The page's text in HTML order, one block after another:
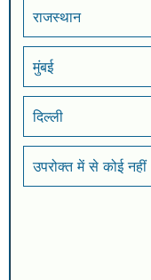
राजस्थान
मुंबई
दिल्ली
उपरोक्त में से कोई नहीं